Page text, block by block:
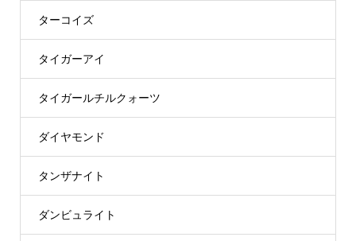
ターコイズ
タイガーアイ
タイガールチルクォーツ
ダイヤモンド
タンザナイト
ダンビュライト